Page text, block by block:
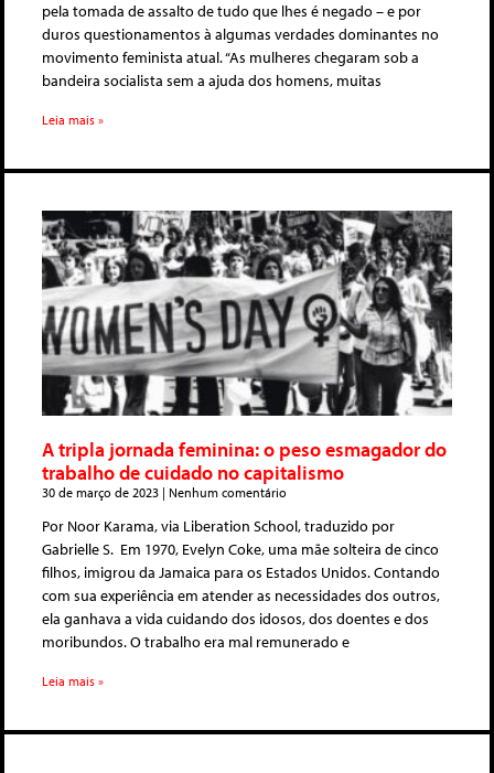
pela tomada de assalto de tudo que lhes é negado – e por
duros questionamentos à algumas verdades dominantes no
movimento feminista atual. “As mulheres chegaram sob a
bandeira socialista sem a ajuda dos homens, muitas
Leia mais »
A tripla jornada feminina: o peso esmagador do
trabalho de cuidado no capitalismo
30 de março de 2023 Nenhum comentário
Por Noor Karama, via Liberation School, traduzido por
Gabrielle S. Em 1970, Evelyn Coke, uma mãe solteira de cinco
filhos, imigrou da Jamaica para os Estados Unidos. Contando
com sua experiência em atender as necessidades dos outros,
ela ganhava a vida cuidando dos idosos, dos doentes e dos
moribundos. O trabalho era mal remunerado e
Leia mais »